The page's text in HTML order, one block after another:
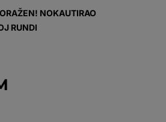
NOKAUTIRAO
RUNDI